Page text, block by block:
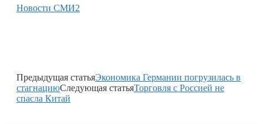
Новости СМИ2
Предыдущая статьяЭкономика Германии погрузилась в
стагнациюСледующая статьяТорговля с Россией не
спасла Китай